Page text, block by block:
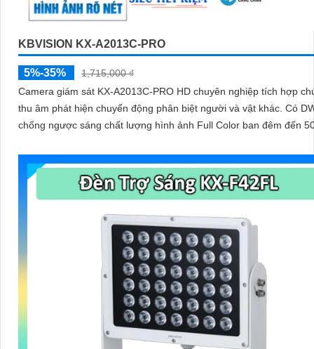
KBVISION KX-A2013C-PRO
5%-35%
1,715,000 ₫
Camera giám sát KX-A2013C-PRO HD chuyên nghiệp tích hợp
thu âm phát hiện chuyển động phân biệt người và vật khác. Có DWDR
chống ngược sáng chất lượng hình ảnh Full Color ban đêm đến